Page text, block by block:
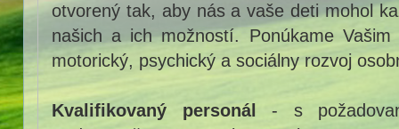
otvorený tak, aby nás a vaše deti mohol
našich a ich možností. Ponúkame
motorický, psychický a sociálny rozvoj
Kvalifikovaný personál
- s